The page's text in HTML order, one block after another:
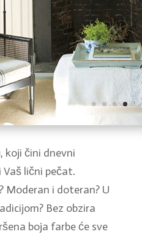
koji čini dnevni
lični pečat.
Moderan i doteran? U
Bez obzira
boja farbe će sve